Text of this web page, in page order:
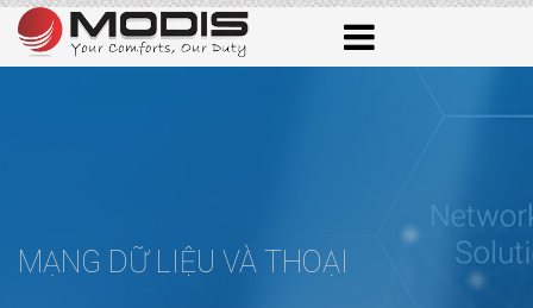
MẠNG DỮ LIỆU VÀ THOẠI